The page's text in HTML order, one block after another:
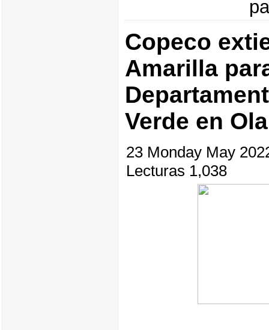
Copeco
Amarilla
Verde en
23 Monday May
Lecturas 1,038